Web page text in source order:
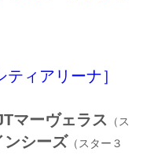
ィアリーナ］
マーヴェラス
（ス
ンシーズ （スター３